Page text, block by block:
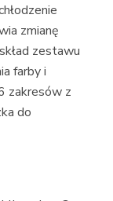
zmianę
zestawu
farby i
zakresów z
do